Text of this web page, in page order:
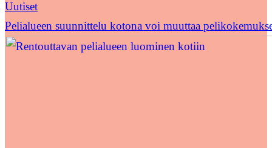
Uutiset
Pelialueen suunnittelu kotona voi muuttaa